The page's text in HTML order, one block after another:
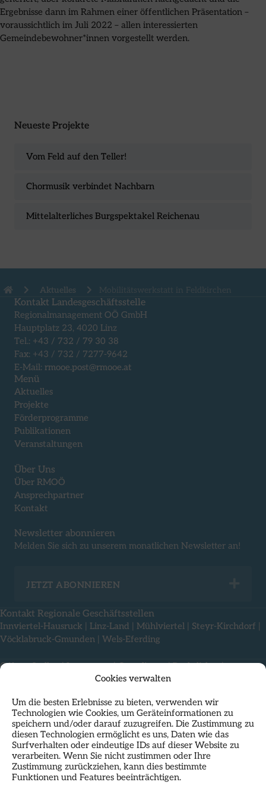
Cookies verwalten
Um die besten Erlebnisse zu bieten, verwenden wir
Technologien wie Cookies, um Geräteinformationen zu
speichern und/oder darauf zuzugreifen. Die Zustimmung zu
diesen Technologien ermöglicht es uns, Daten wie das
Surfverhalten oder eindeutige IDs auf dieser Website zu
verarbeiten. Wenn Sie nicht zustimmen oder Ihre
Zustimmung zurückziehen, kann dies bestimmte
Funktionen und Features beeinträchtigen.
Ergebnisse dann im Rahmen einer öffentlichen Präsentation –
voraussichtlich im Juli 2022 – allen interessierten
Gemeindebewohner*innen vorgestellt werden.
Neueste Projekte
Vom Feld auf den Teller!
Chormusik verbindet Nachbarn
Mittelalterliches Burgspektakel Reichenau
Aktuelles Mobilitätswerkstatt in Feldkirchen
Kontakt Landesgeschäftsstelle
Regionalmanagement OÖ GmbH
Hauptplatz 23, 4020 Linz
Tel.: +43 / 732 / 79 30 38
Fax: +43 / 732 / 7277-9642
E-Mail: rmooe.post@rmooe.at
Menü
Aktuelles
Projekte
Förderprogramme
Publikationen
Veranstaltungen
Über Uns
Über RMOÖ
Ansprechpartner
Kontakt
Newsletter abonnieren
Melden Sie sich zu unserem monatlichen Newsletter an!
JETZT ABONNIEREN
Kontakt Regionale Geschäftsstellen
Innviertel-Hausruck Linz-Land Mühlviertel Steyr-Kirchdorf
Vöcklabruck-Gmunden
Wels-Eferding
Offene Stellen|Impressum|Compliance|Rechtliches|
Nutzungsbedingungen & Datenschutz
Als Standortpartner imHP23residiert das Regionalmanagement